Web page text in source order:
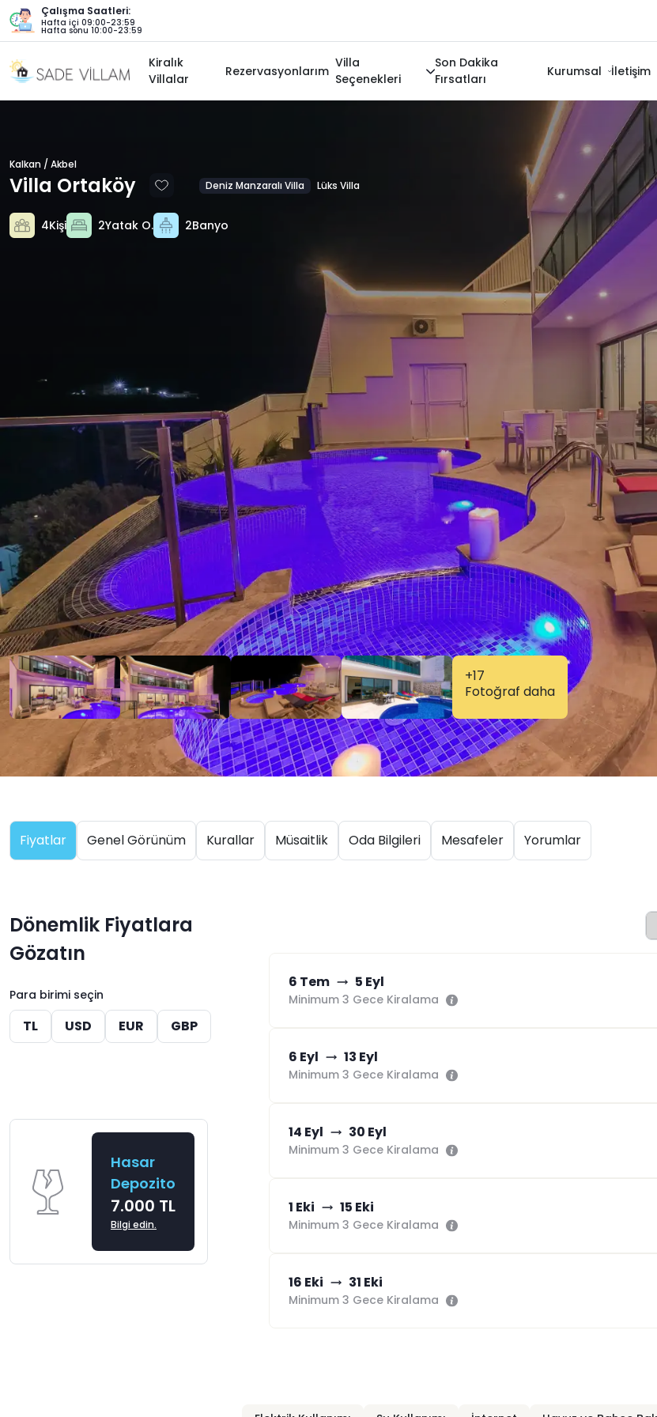
Çalışma Saatleri:
Hafta içi 09:00-23:59
Hafta sonu 10:00-23:59
Kiralık
Villalar
Rezervasyonlarım
Villa
Seçenekleri
Son Dakika
Fırsatları
Kurumsal İletişim
Kalkan / Akbel
Villa Ortaköy Deniz Manzaralı Villa Lüks Villa
4Kişi 2Yatak O. 2Banyo
+17
Fotoğraf daha
Fiyatlar Genel Görünüm Kurallar Müsaitlik Oda Bilgileri Mesafeler Yorumlar
Dönemlik Fiyatlara
Gözatın
Para birimi seçin
TL USD EUR GBP
Hasar
Depozito
7.000 TL
Bilgi edin.
6 Tem 5 Eyl
Minimum 3 Gece Kiralama
6 Eyl 13 Eyl
Minimum 3 Gece Kiralama
14 Eyl 30 Eyl
Minimum 3 Gece Kiralama
1 Eki 15 Eki
Minimum 3 Gece Kiralama
16 Eki 31 Eki
Minimum 3 Gece Kiralama